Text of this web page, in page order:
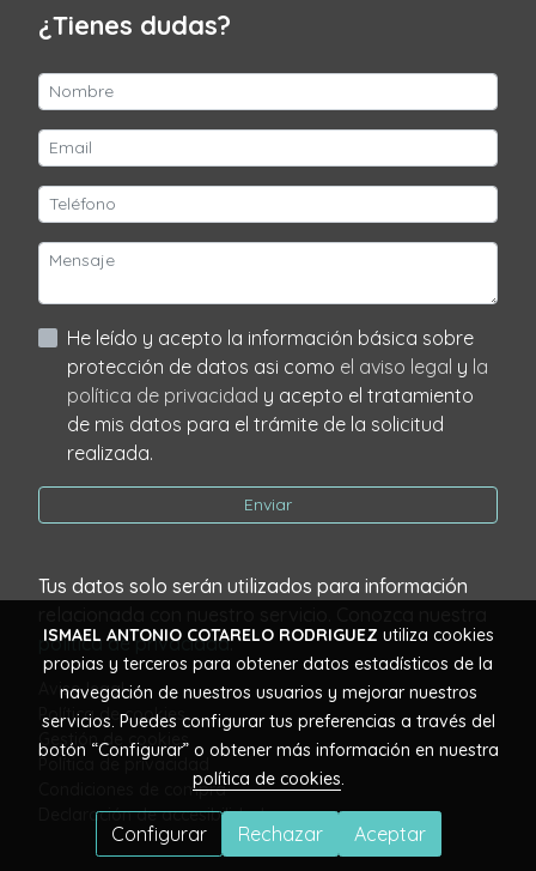
¿Tienes dudas?
He leído y acepto la información básica sobre
protección de datos asi como el aviso legal y la
política de privacidad y acepto el tratamiento
de mis datos para el trámite de la solicitud
realizada.
Enviar
Tus datos solo serán utilizados para información
política de privacidad.
Aviso legal
Política de cookies
Gestión de cookies
Política de privacidad
Condiciones de compra
Declaración de accesibilidad
ISMAEL ANTONIO COTARELO RODRIGUEZ utiliza cookies
propias y terceros para obtener datos estadísticos de la
navegación de nuestros usuarios y mejorar nuestros
servicios. Puedes configurar tus preferencias a través del
botón “Configurar” o obtener más información en nuestra
política de cookies.
Configurar Rechazar Aceptar